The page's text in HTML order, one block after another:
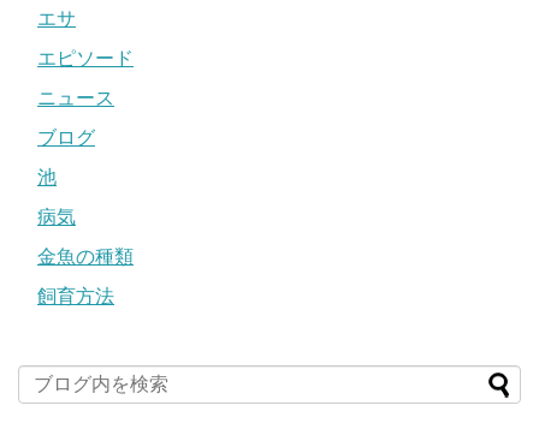
エサ
エピソード
ニュース
ブログ
池
病気
金魚の種類
飼育方法